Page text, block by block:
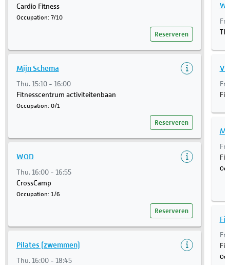
Cardio Fitness
Occupation: 7/10
Reserveren
Mijn Schema
Thu. 15:10 - 16:00
Fitnesscentrum activiteitenbaan
Occupation: 0/1
Reserveren
WOD
Thu. 16:00 - 16:55
CrossCamp
Occupation: 1/6
Reserveren
Pilates (zwemmen)
Thu. 16:00 - 18:45